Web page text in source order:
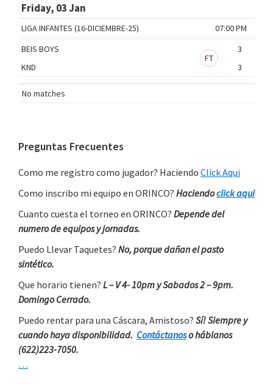
Friday, 03 Jan
07:00 PM
LIGA INFANTES (16-DICIEMBRE-25)
BEIS BOYS
3
FT
KND
3
No matches
Primary
Sidebar
Preguntas Frecuentes
Como me registro como jugador? Haciendo Click Aqui
Como inscribo mi equipo en ORINCO? Haciendoclick aqui
Cuanto cuesta el torneo en ORINCO? Depende del
numero de equipos y jornadas.
Puedo Llevar Taquetes? No, porque dañan el pasto
sintético.
Que horario tienen? L – V 4- 10pm y Sabados 2 – 9pm.
Domingo Cerrado.
Puedo rentar para una Cáscara, Amistoso? Sí! Siempre y
cuando haya disponibilidad. Contáctanoso háblanos
(622)223-7050.
…